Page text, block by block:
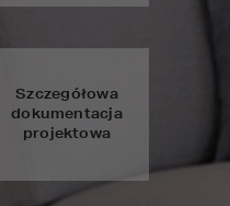
Szczegółowa
dokumentacja
projektowa